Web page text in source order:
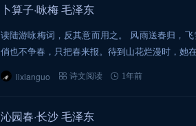
卜算子·咏梅 毛泽东
读陆游咏梅词，反其意而用之。 风雨送春归，
俏也不争春，只把春来报。待到山花烂漫时，她
lixianguo 诗文阅读 1年前
沁园春·长沙 毛泽东